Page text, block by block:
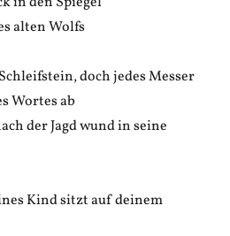
alten Wolfs
doch jedes Messer
Wortes ab
der Jagd wund in seine
Kind sitzt auf deinem